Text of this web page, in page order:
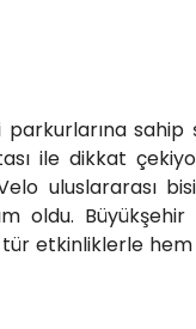
ile dikkat
uluslararası
oldu.
etkinliklerle